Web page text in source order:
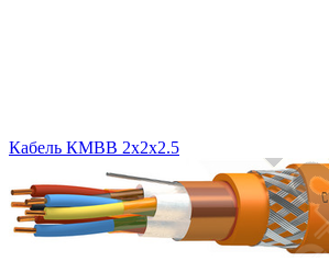
Кабель КМВВ 2х2х2.5